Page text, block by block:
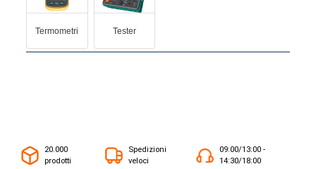
Termometri Tester
20.000
prodotti
Spedizioni
veloci
09:00/13:00 -
14:30/18:00